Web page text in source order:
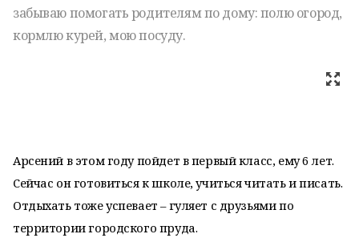
забываю помогать родителям по дому: полю огород,
кормлю курей, мою посуду.
Арсений в этом году пойдет в первый класс, ему 6 лет.
Сейчас он готовиться к школе, учиться читать и писать.
Отдыхать тоже успевает – гуляет с друзьями по
территории городского пруда.